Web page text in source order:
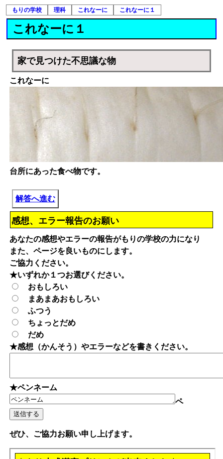
もりの学校 理科 これなーに これなーに１
これなーに１
家で見つけた不思議な物
これなーに
台所にあった食べ物です。
解答へ進む
感想、エラー報告のお願い
あなたの感想やエラーの報告がもりの学校の力になり
また、ページを良いものにします。
ご協力ください。
★いずれか１つお選びください。
おもしろい
まあまあおもしろい
ふつう
ちょっとだめ
だめ
★感想（かんそう）やエラーなどを書きください。
★ペンネーム
ペ
ぜひ、ご協力お願い申し上げます。